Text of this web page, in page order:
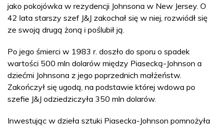
jako pokojówka w rezydencji Johnsona w New Jersey. O
42 lata starszy szef J&J zakochał się w niej, rozwiódł się
ze swoją drugą żoną i poślubił ją.
Po jego śmierci w 1983 r. doszło do sporu o spadek
wartości 500 mln dolarów między Piasecką-Johnson a
dziećmi Johnsona z jego poprzednich małżeństw.
Zakończył się ugodą, na podstawie której wdowa po
szefie J&J odziedziczyła 350 mln dolarów.
Inwestując w dzieła sztuki Piasecka-Johnson pomnożyła